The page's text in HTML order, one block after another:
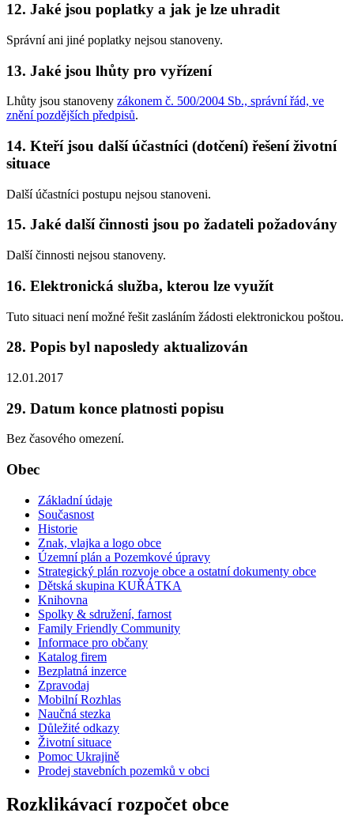
12. Jaké jsou poplatky a jak je lze uhradit
Správní ani jiné poplatky nejsou stanoveny.
13. Jaké jsou lhůty pro vyřízení
Lhůty jsou stanoveny zákonem č. 500/2004 Sb., správní řád, ve
znění pozdějších předpisů.
14. Kteří jsou další účastníci (dotčení) řešení životní
situace
Další účastníci postupu nejsou stanoveni.
15. Jaké další činnosti jsou po žadateli požadovány
Další činnosti nejsou stanoveny.
16. Elektronická služba, kterou lze využít
Tuto situaci není možné řešit zasláním žádosti elektronickou poštou.
28. Popis byl naposledy aktualizován
12.01.2017
29. Datum konce platnosti popisu
Bez časového omezení.
Obec
Základní údaje
Současnost
Historie
Znak, vlajka a logo obce
Územní plán a Pozemkové úpravy
Strategický plán rozvoje obce a ostatní dokumenty obce
Dětská skupina KUŘÁTKA
Knihovna
Spolky & sdružení, farnost
Family Friendly Community
Informace pro občany
Katalog firem
Bezplatná inzerce
Zpravodaj
Mobilní Rozhlas
Naučná stezka
Důležité odkazy
Životní situace
Pomoc Ukrajině
Prodej stavebních pozemků v obci
Rozklikávací rozpočet obce